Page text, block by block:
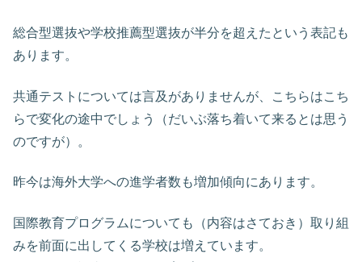
総合型選抜や学校推薦型選抜が半分を超えたという表記も
あります。
共通テストについては言及がありませんが、こちらはこち
らで変化の途中でしょう（だいぶ落ち着いて来るとは思う
のですが）。
昨今は海外大学への進学者数も増加傾向にあります。
国際教育プログラムについても（内容はさておき）取り組
みを前面に出してくる学校は増えています。